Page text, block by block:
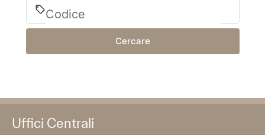
Cercare
Uffici Centrali